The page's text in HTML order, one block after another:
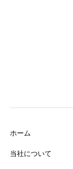
ホーム
当社について